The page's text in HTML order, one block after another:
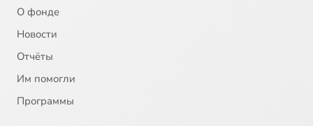
О фонде
Новости
Отчёты
Им помогли
Программы